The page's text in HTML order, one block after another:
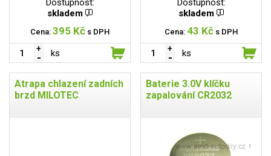
Dostupnost:
skladem
Cena: 395 Kč s DPH
ks
Dostupnost:
skladem
Cena: 43 Kč s DPH
ks
Atrapa chlazení zadních
brzd MILOTEC
Baterie 3.0V klíčku
zapalování CR2032